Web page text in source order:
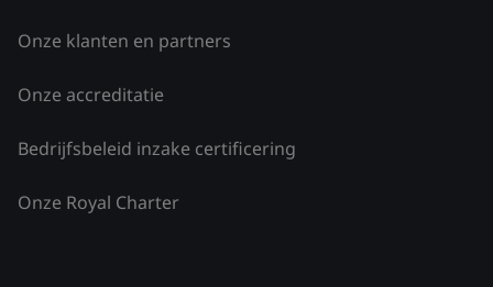
Onze klanten en partners
Onze accreditatie
Bedrijfsbeleid inzake certificering
Onze Royal Charter